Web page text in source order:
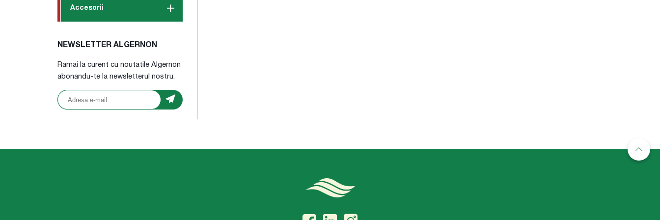
Accesorii
NEWSLETTER ALGERNON
Ramai la curent cu noutatile Algernon
abonandu-te la newsletterul nostru.